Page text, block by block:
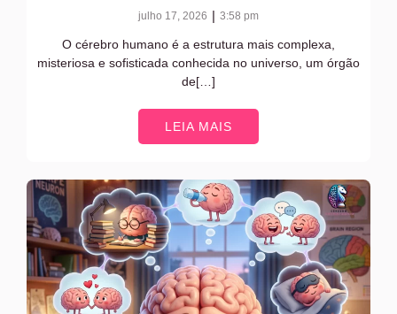
julho 17, 2026 | 3:58 pm
O cérebro humano é a estrutura mais complexa,
misteriosa e sofisticada conhecida no universo, um órgão
de[…]
LEIA MAIS